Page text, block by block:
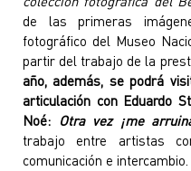
colección fotográfica del
de las primeras
fotográfico del Museo
partir del trabajo de la
año, además, se podrá
articulación con Eduardo
Noé:
Otra vez ¡me
trabajo entre artistas
comunicación e intercambio.